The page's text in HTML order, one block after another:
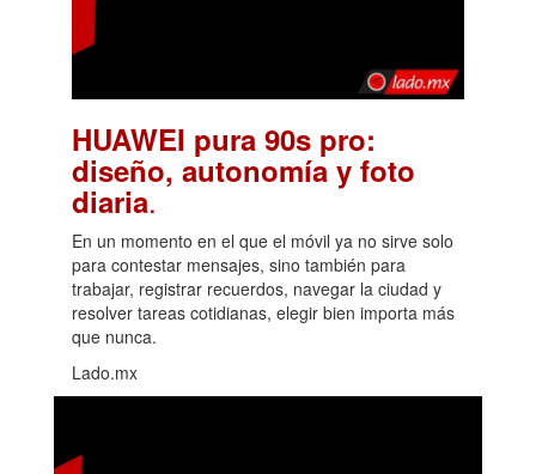
HUAWEI pura 90s pro:
diseño, autonomía y foto
diaria.
En un momento en el que el móvil ya no sirve solo
para contestar mensajes, sino también para
trabajar, registrar recuerdos, navegar la ciudad y
resolver tareas cotidianas, elegir bien importa más
que nunca.
Lado.mx